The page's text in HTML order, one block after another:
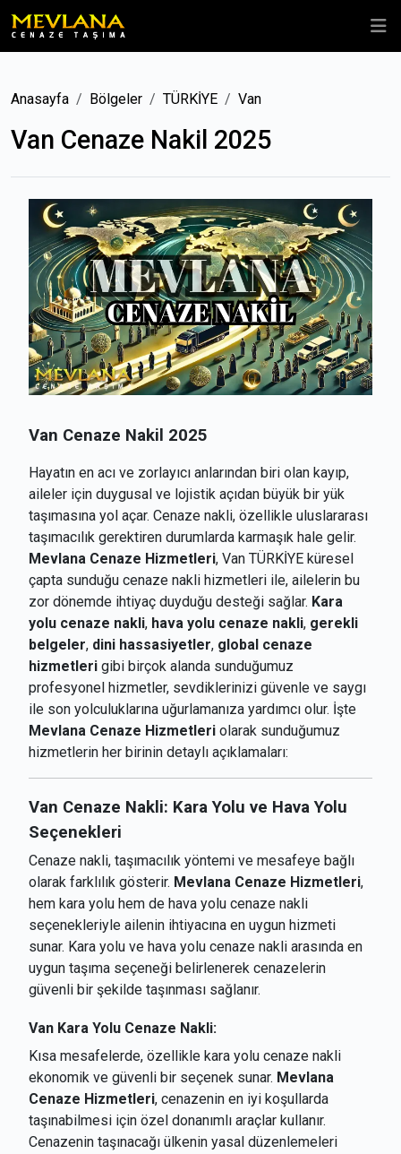
Anasayfa Bölgeler TÜRKİYE Van
Van Cenaze Nakil 2025
Van Cenaze Nakil 2025
Hayatın en acı ve zorlayıcı anlarından biri olan kayıp,
aileler için duygusal ve lojistik açıdan büyük bir yük
taşımasına yol açar. Cenaze nakli, özellikle uluslararası
taşımacılık gerektiren durumlarda karmaşık hale gelir.
Mevlana Cenaze Hizmetleri, Van TÜRKİYE küresel
çapta sunduğu cenaze nakli hizmetleri ile, ailelerin bu
zor dönemde ihtiyaç duyduğu desteği sağlar. Kara
yolu cenaze nakli, hava yolu cenaze nakli, gerekli
belgeler, dini hassasiyetler, global cenaze
hizmetleri gibi birçok alanda sunduğumuz
profesyonel hizmetler, sevdiklerinizi güvenle ve saygı
ile son yolculuklarına uğurlamanıza yardımcı olur. İşte
Mevlana Cenaze Hizmetleri olarak sunduğumuz
hizmetlerin her birinin detaylı açıklamaları:
Van Cenaze Nakli: Kara Yolu ve Hava Yolu
Seçenekleri
Cenaze nakli, taşımacılık yöntemi ve mesafeye bağlı
olarak farklılık gösterir. Mevlana Cenaze Hizmetleri,
hem kara yolu hem de hava yolu cenaze nakli
seçenekleriyle ailenin ihtiyacına en uygun hizmeti
sunar. Kara yolu ve hava yolu cenaze nakli arasında en
uygun taşıma seçeneği belirlenerek cenazelerin
güvenli bir şekilde taşınması sağlanır.
Van Kara Yolu Cenaze Nakli:
Kısa mesafelerde, özellikle kara yolu cenaze nakli
ekonomik ve güvenli bir seçenek sunar. Mevlana
Cenaze Hizmetleri, cenazenin en iyi koşullarda
taşınabilmesi için özel donanımlı araçlar kullanır.
Cenazenin taşınacağı ülkenin yasal düzenlemeleri